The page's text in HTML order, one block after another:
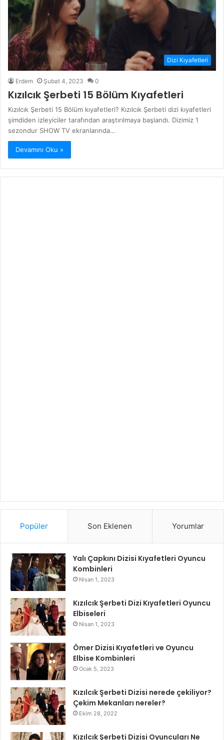
Dizi Kıyafetleri
Erdem Şubat 4, 2023 0
Kızılcık Şerbeti 15 Bölüm Kıyafetleri
Kızılcık Şerbeti 15 Bölüm kıyafetleri? Kızılcık Şerbeti dizi kıyafetleri
şimdiden izleyiciler tarafından araştırılmaya başlandı. Dizimiz 1
sezondur SHOW TV ekranlarında…
Devamını Oku »
Popüler Son Eklenen Yorumlar
Yalı Çapkını Dizisi Kıyafetleri Oyuncu
Kombinleri
Nisan 1, 2023
Kızılcık Şerbeti Dizi Kıyafetleri Oyuncu
Elbiseleri
Nisan 1, 2023
Ömer Dizisi Kıyafetleri ve Oyuncu
Elbise Kombinleri
Ocak 5, 2023
Kızılcık Şerbeti Dizisi nerede çekiliyor?
Çekim Mekanları nereler?
Ekim 28, 2022
Kızılcık Şerbeti Dizisi Oyuncuları Ne